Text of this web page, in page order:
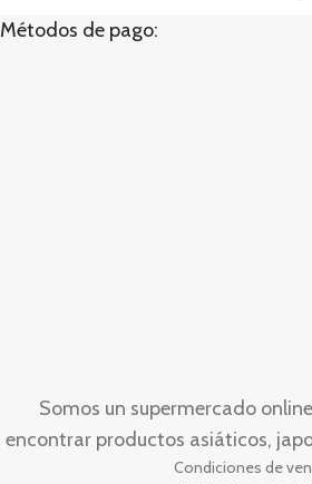
Métodos de pago:
Somos un supermercado
encontrar productos asiáticos,
Condiciones de